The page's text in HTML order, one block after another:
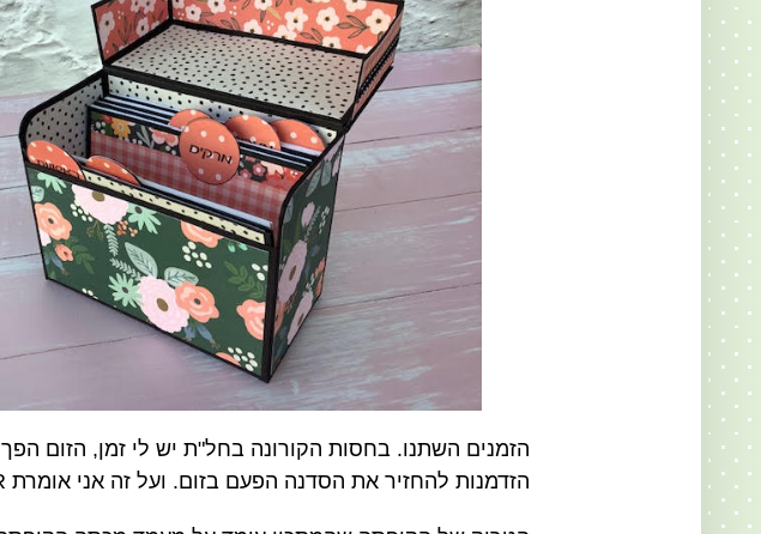
הזמנים השתנו. בחסות הקורונה בחל"ת יש לי זמן, הזום הפך
הזדמנות להחזיר את הסדנה הפעם בזום. ועל זה אני אומרת NEVER SAY NEVER